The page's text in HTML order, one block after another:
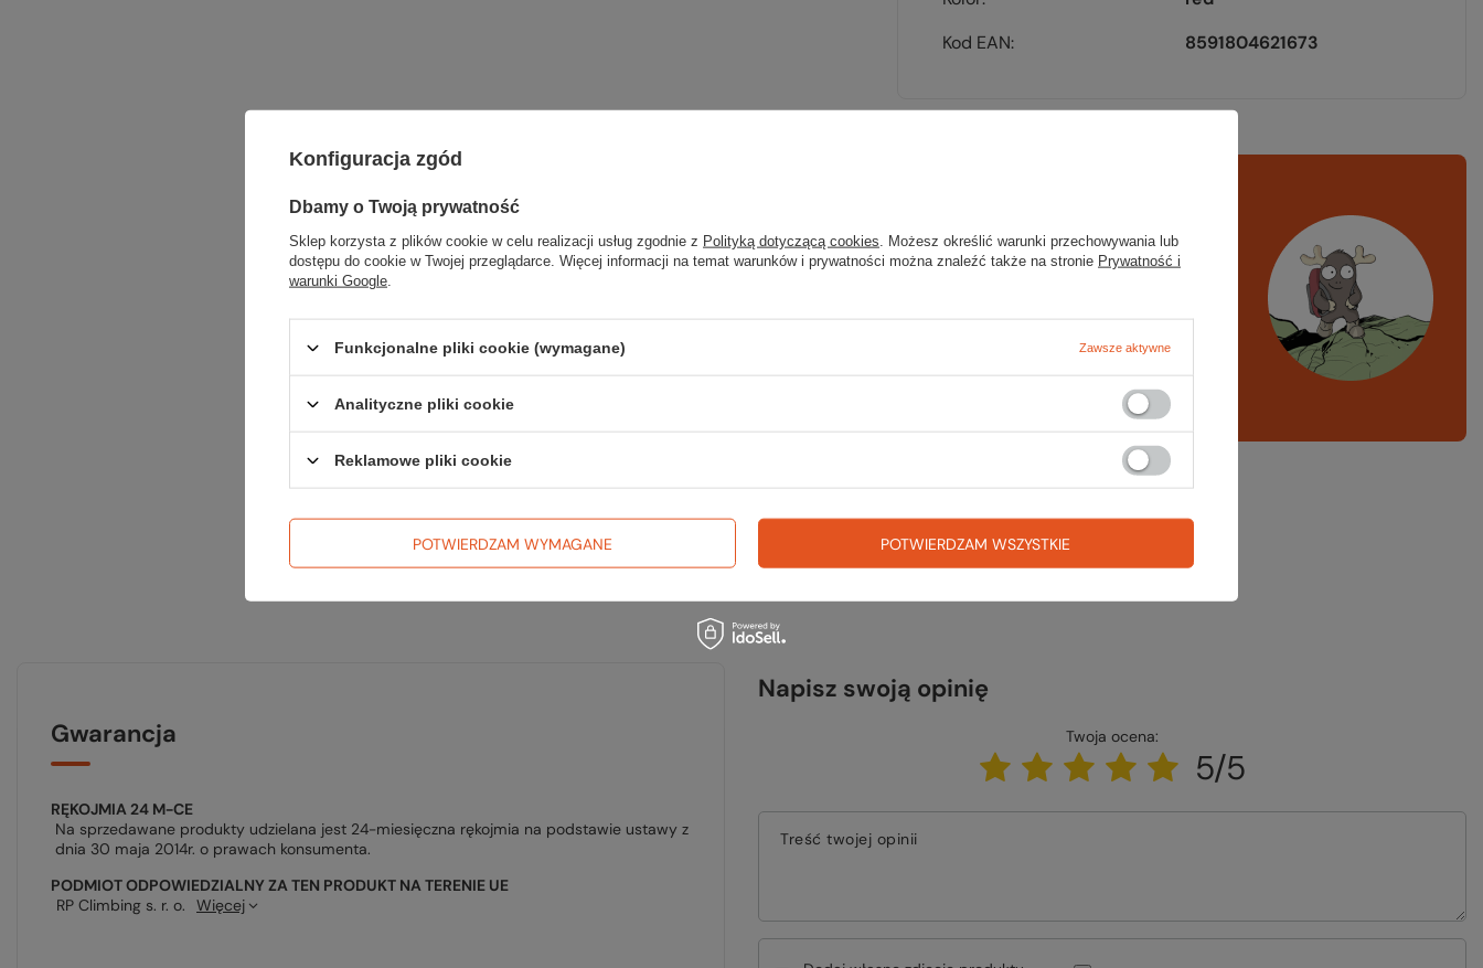
Kod EAN
8591804621673
wszystko
TWOJA LISTA SPRZĘTOWA
Gwarancja
RĘKOJMIA 24 M-CE
Na sprzedawane produkty udzielana jest 24-miesięczna rękojmia na podstawie ustawy z
dnia 30 maja 2014r. o prawach konsumenta.
PODMIOT ODPOWIEDZIALNY ZA TEN PRODUKT NA TERENIE UE
RP Climbing s. r. o.
Więcej
Napisz swoją opinię
Twoja ocena:
5/5
Treść twojej opinii
Konfiguracja zgód
Dbamy o Twoją prywatność
Sklep korzysta z plików cookie w celu realizacji usług zgodnie z Polityką dotyczącą cookies . Możesz określić warunki przechowywania lub
dostępu do cookie w Twojej przeglądarce. Więcej informacji na temat warunków i prywatności można znaleźć także na stronie Prywatność i
warunki Google
Funkcjonalne pliki cookie (wymagane) Zawsze aktywne
Analityczne pliki cookie
Reklamowe pliki cookie
POTWIERDZAM WYMAGANE POTWIERDZAM WSZYSTKIE